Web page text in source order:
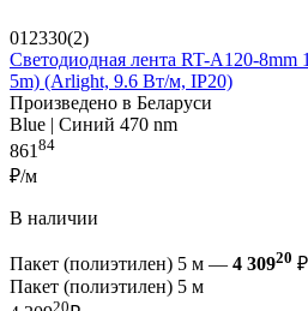
012330(2)
Светодиодная лента RT-A120-8mm
5m) (Arlight, 9.6 Вт/м, IP20)
Произведено в Беларуси
Blue | Синий 470 nm
861 84
₽/м
В наличии
Пакет (полиэтилен) 5 м — 4 30920 ₽
Пакет (полиэтилен) 5 м
20